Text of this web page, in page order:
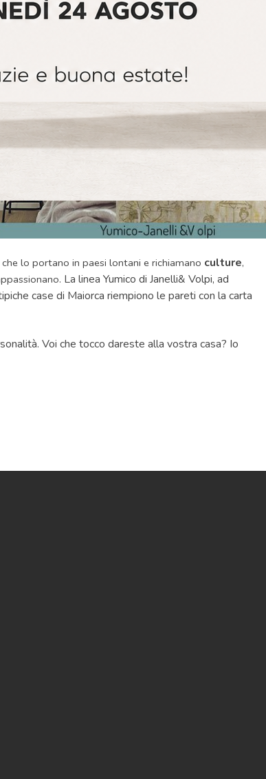
lo portano in paesi lontani e richiamano culture,
La linea Yumico di Janelli& Volpi, ad
case di Maiorca riempiono le pareti con la carta
Voi che tocco dareste alla vostra casa? Io